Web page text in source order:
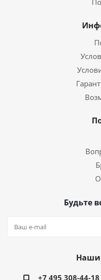
Будьте
Наши
+7 495 308-44-18